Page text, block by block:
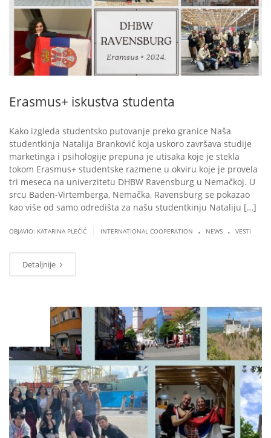
Erasmus+ iskustva studenta
Kako izgleda studentsko putovanje preko granice Naša
studentkinja Natalija Branković koja uskoro završava studije
marketinga i psihologije prepuna je utisaka koje je stekla
tokom Erasmus+ studentske razmene u okviru koje je provela
tri meseca na univerzitetu DHBW Ravensburg u Nemačkoj. U
srcu Baden-Virtemberga, Nemačka, Ravensburg se pokazao
kao više od samo odredišta za našu studentkinju Nataliju […]
OBJAVIO: KATARINA PLEĆIĆ INTERNATIONAL COOPERATION . NEWS . VESTI
Detaljnije